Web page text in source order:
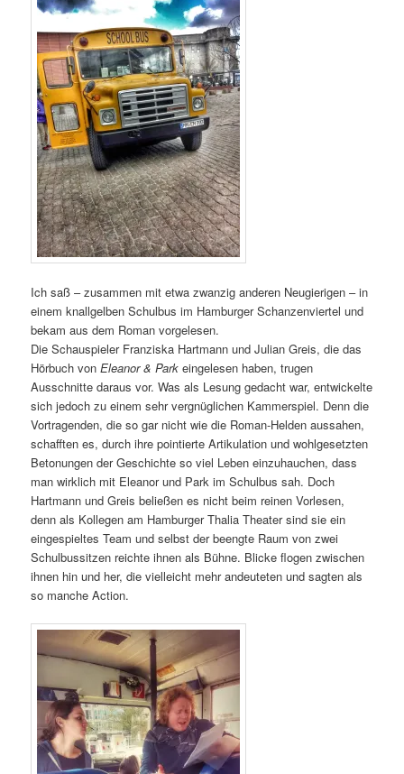
Ich saß – zusammen mit etwa zwanzig anderen Neugierigen – in
einem knallgelben Schulbus im Hamburger Schanzenviertel und
bekam aus dem Roman vorgelesen.
Die Schauspieler Franziska Hartmann und Julian Greis, die das
Hörbuch vonEleanor & Park eingelesen haben, trugen
Ausschnitte daraus vor. Was als Lesung gedacht war, entwickelte
sich jedoch zu einem sehr vergnüglichen Kammerspiel. Denn die
Vortragenden, die so gar nicht wie die Roman-Helden aussahen,
schafften es, durch ihre pointierte Artikulation und wohlgesetzten
Betonungen der Geschichte so viel Leben einzuhauchen, dass
man wirklich mit Eleanor und Park im Schulbus sah. Doch
Hartmann und Greis beließen es nicht beim reinen Vorlesen,
denn als Kollegen am Hamburger Thalia Theater sind sie ein
eingespieltes Team und selbst der beengte Raum von zwei
Schulbussitzen reichte ihnen als Bühne. Blicke flogen zwischen
ihnen hin und her, die vielleicht mehr andeuteten und sagten als
so manche Action.